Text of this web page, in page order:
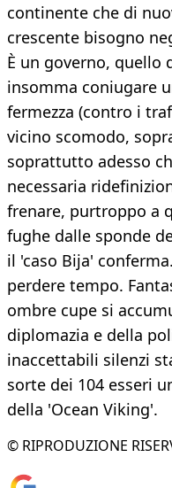
continente che di
crescente bisogno
È un governo, quello
insomma coniugare
fermezza (contro i
vicino scomodo,
soprattutto adesso
necessaria
frenare, purtroppo a
fughe dalle sponde
il 'caso Bija'
perdere tempo.
ombre cupe si
diplomazia e della
inaccettabili silenzi
sorte dei 104 esseri
della 'Ocean Viking'.
© RIPRODUZIONE